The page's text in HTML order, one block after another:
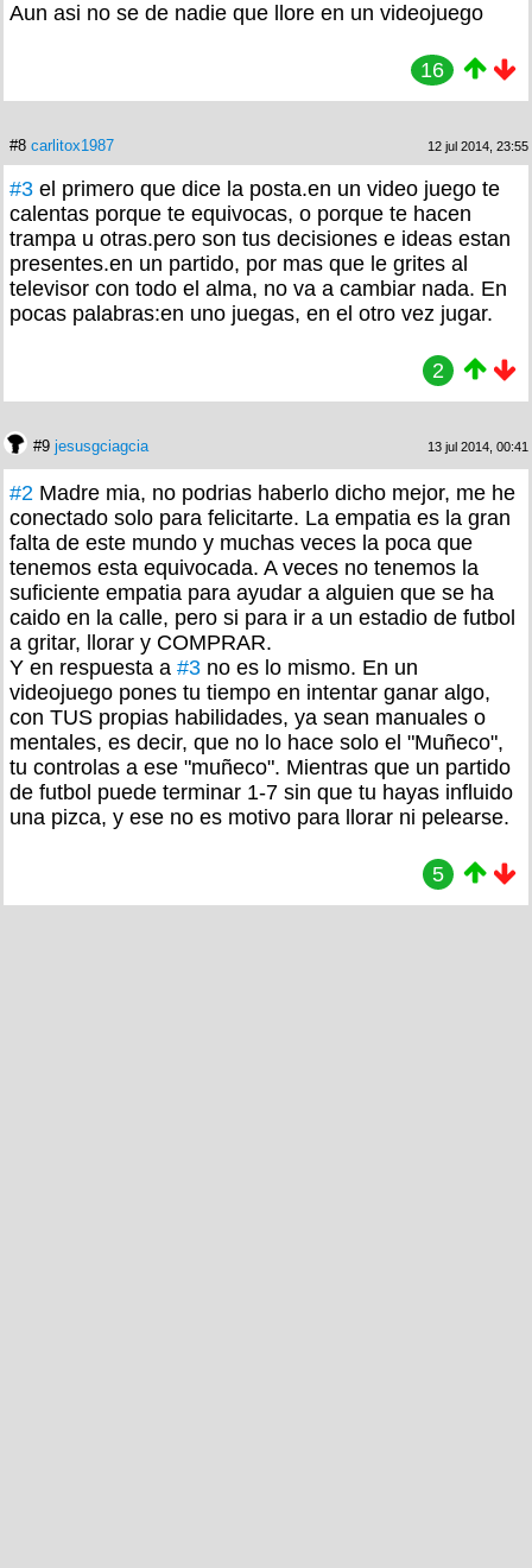
Aun asi no se de nadie que llore en un videojuego
16
#8 carlitox1987 12 jul 2014, 23:55
#3 el primero que dice la posta.en un video juego te
calentas porque te equivocas, o porque te hacen
trampa u otras.pero son tus decisiones e ideas estan
presentes.en un partido, por mas que le grites al
televisor con todo el alma, no va a cambiar nada. En
pocas palabras:en uno juegas, en el otro vez jugar.
2
#9 jesusgciagcia 13 jul 2014, 00:41
#2 Madre mia, no podrias haberlo dicho mejor, me he
conectado solo para felicitarte. La empatia es la gran
falta de este mundo y muchas veces la poca que
tenemos esta equivocada. A veces no tenemos la
suficiente empatia para ayudar a alguien que se ha
caido en la calle, pero si para ir a un estadio de futbol
a gritar, llorar y COMPRAR.
Y en respuesta a #3 no es lo mismo. En un
videojuego pones tu tiempo en intentar ganar algo,
con TUS propias habilidades, ya sean manuales o
mentales, es decir, que no lo hace solo el "Muñeco",
tu controlas a ese "muñeco". Mientras que un partido
de futbol puede terminar 1-7 sin que tu hayas influido
una pizca, y ese no es motivo para llorar ni pelearse.
5